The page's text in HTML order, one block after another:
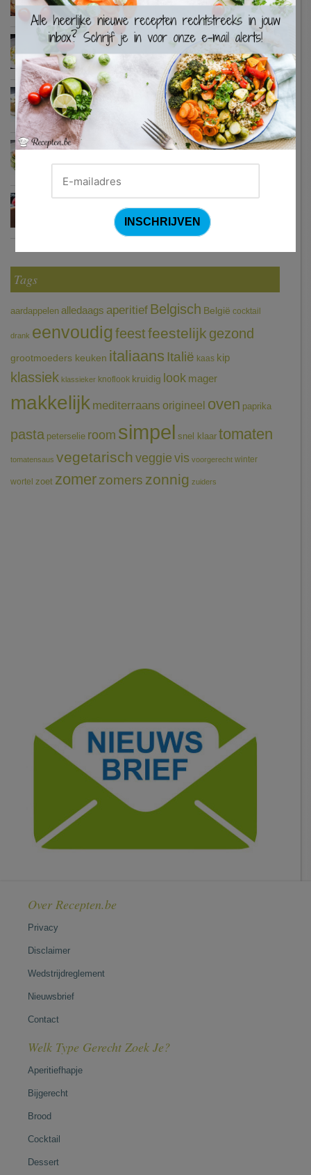
Waterzooi van pladijs met venkel (Colruyt)
Zweedse gehaktballetjes
Courgetti met paprikasaus en halloumi (Sandra Bekkari)
Chocomousse met fruitbier
Tags
aardappelen alledaags aperitief Belgisch België cocktail
drank eenvoudigfeestfeestelijk gezond
grootmoeders keuken italiaans Italië kaas kip
klassiek klassieker knoflook kruidig look mager
makkelijk mediterraans origineel oven paprika
pasta peterselie room simpel snel klaar tomaten
tomatensaus vegetarischveggie vis voorgerecht winter
wortel zoet zomerzomers zonnig zuiders
Over Recepten.be
Privacy
Disclaimer
Wedstrijdreglement
Nieuwsbrief
Contact
Welk Type Gerecht Zoek Je?
Aperitiefhapje
Bijgerecht
Brood
Cocktail
Dessert
×